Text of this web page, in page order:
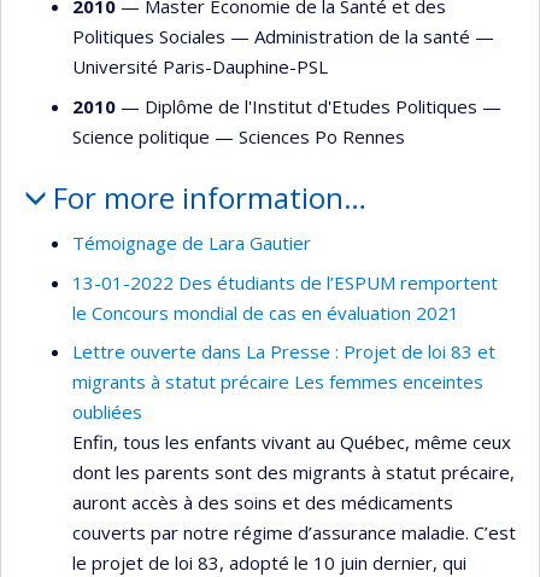
2010 — Master Économie de la Santé et des
Politiques Sociales — Administration de la santé —
Université Paris-Dauphine-PSL
2010 — Diplôme de l'Institut d'Etudes Politiques —
Science politique — Sciences Po Rennes
For more information…
Témoignage de Lara Gautier
13-01-2022 Des étudiants de l’ESPUM remportent
le Concours mondial de cas en évaluation 2021
Lettre ouverte dans La Presse : Projet de loi 83 et
migrants à statut précaire Les femmes enceintes
oubliées
Enfin, tous les enfants vivant au Québec, même ceux
dont les parents sont des migrants à statut précaire,
auront accès à des soins et des médicaments
couverts par notre régime d’assurance maladie. C’est
le projet de loi 83, adopté le 10 juin dernier, qui